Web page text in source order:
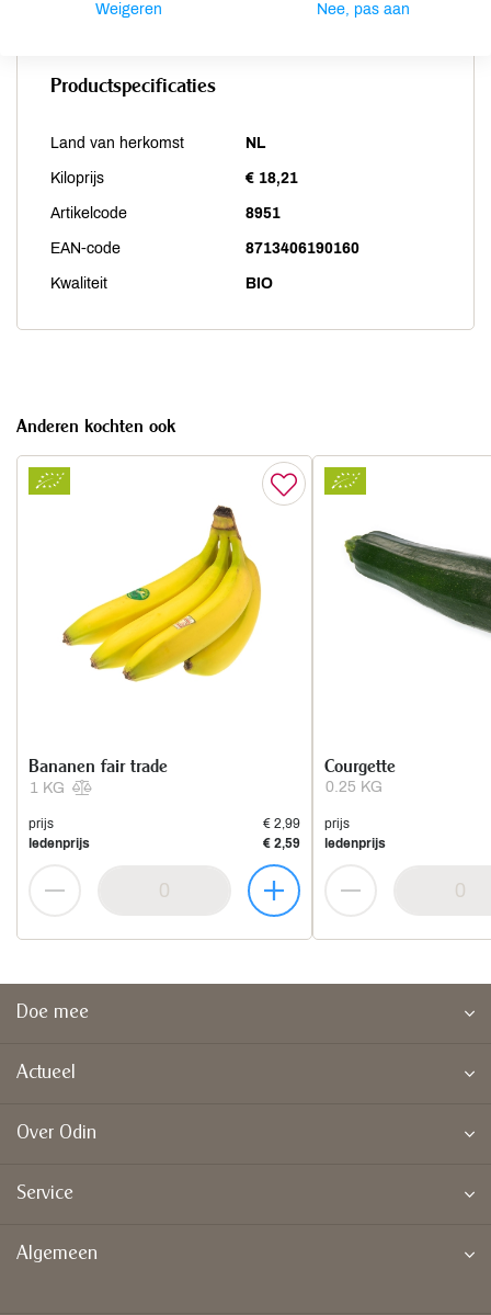
Productspecificaties
Land van herkomst NL
Kiloprijs € 18,21
Artikelcode 8951
EAN-code 8713406190160
Kwaliteit BIO
Anderen kochten ook
1 KG
Bananen fair trade
prijs
€ 2,99
ledenprijs
€ 2,59
0.25 KG
Courgette
prijs
ledenprijs
Doe mee
Actueel
Over Odin
Service
Algemeen
Weigeren Nee, pas aan